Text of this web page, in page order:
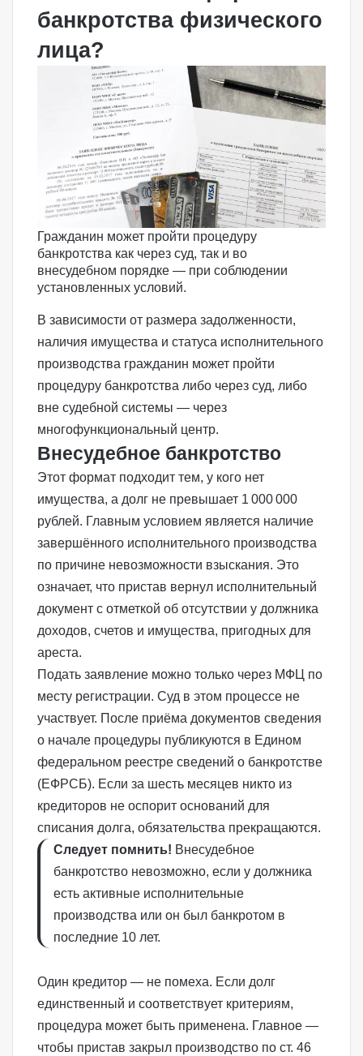
банкротства физического
лица?
Гражданин может пройти процедуру
банкротства как через суд, так и во
внесудебном порядке — при соблюдении
установленных условий.
В зависимости от размера задолженности,
наличия имущества и статуса исполнительного
производства гражданин может пройти
процедуру банкротства либо через суд, либо
вне судебной системы — через
многофункциональный центр.
Внесудебное банкротство
Этот формат подходит тем, у кого нет
имущества, а долг не превышает 1 000 000
рублей. Главным условием является наличие
завершённого исполнительного производства
по причине невозможности взыскания. Это
означает, что пристав вернул исполнительный
документ с отметкой об отсутствии у должника
доходов, счетов и имущества, пригодных для
ареста.
Подать заявление можно только через МФЦ по
месту регистрации. Суд в этом процессе не
участвует. После приёма документов сведения
о начале процедуры публикуются в Едином
федеральном реестре сведений о банкротстве
(ЕФРСБ). Если за шесть месяцев никто из
кредиторов не оспорит оснований для
списания долга, обязательства прекращаются.
Следует помнить! Внесудебное
банкротство невозможно, если у должника
есть активные исполнительные
производства или он был банкротом в
последние 10 лет.
Один кредитор — не помеха. Если долг
единственный и соответствует критериям,
процедура может быть применена. Главное —
чтобы пристав закрыл производство по ст. 46